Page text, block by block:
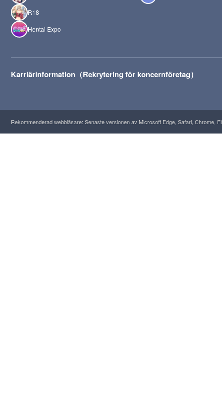
R18
Hentai Expo
Karriärinformation（Rekrytering för koncernföretag）
Rekommenderad webbläsare: Senaste versionen av Microsoft Edge, Safari, Chrome,